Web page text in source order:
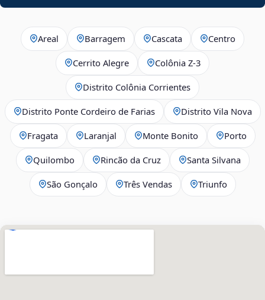
Areal Barragem Cascata Centro
Cerrito Alegre Colônia Z-3
Distrito Colônia Corrientes
Distrito Ponte Cordeiro de Farias Distrito Vila Nova
Fragata Laranjal Monte Bonito Porto
Quilombo Rincão da Cruz Santa Silvana
São Gonçalo Três Vendas Triunfo